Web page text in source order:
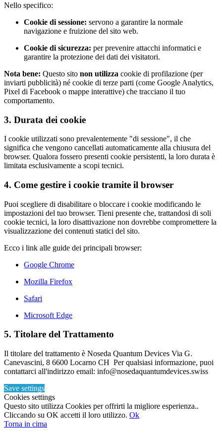
Nello specifico:
Cookie di sessione: servono a garantire la normale
navigazione e fruizione del sito web.
Cookie di sicurezza: per prevenire attacchi informatici e
garantire la protezione dei dati dei visitatori.
Nota bene: Questo sito non utilizza cookie di profilazione (per
inviarti pubblicità) né cookie di terze parti (come Google Analytics,
Pixel di Facebook o mappe interattive) che tracciano il tuo
comportamento.
3. Durata dei cookie
I cookie utilizzati sono prevalentemente "di sessione", il che
significa che vengono cancellati automaticamente alla chiusura del
browser. Qualora fossero presenti cookie persistenti, la loro durata è
limitata esclusivamente a scopi tecnici.
4. Come gestire i cookie tramite il browser
Puoi scegliere di disabilitare o bloccare i cookie modificando le
impostazioni del tuo browser. Tieni presente che, trattandosi di soli
cookie tecnici, la loro disattivazione non dovrebbe compromettere la
visualizzazione dei contenuti statici del sito.
Ecco i link alle guide dei principali browser:
Google Chrome
Mozilla Firefox
Safari
Microsoft Edge
5. Titolare del Trattamento
Il titolare del trattamento è Noseda Quantum Devices Via G.
Canevascini, 8 6600 Locarno CH Per qualsiasi informazione, puoi
contattarci all'indirizzo email: info@nosedaquantumdevices.swiss
Save settings
Cookies settings
Questo sito utilizza Cookies per offrirti la migliore esperienza..
Cliccando su OK accetti il loro utilizzo. Ok
Torna in cima